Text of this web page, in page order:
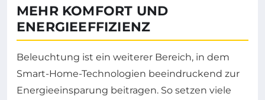
MEHR KOMFORT UND
ENERGIEEFFIZIENZ
Beleuchtung ist ein weiterer Bereich, in dem
Smart-Home-Technologien beeindruckend zur
Energieeinsparung beitragen. So setzen viele